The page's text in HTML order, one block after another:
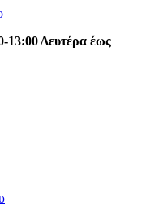
13:00 Δευτέρα έως